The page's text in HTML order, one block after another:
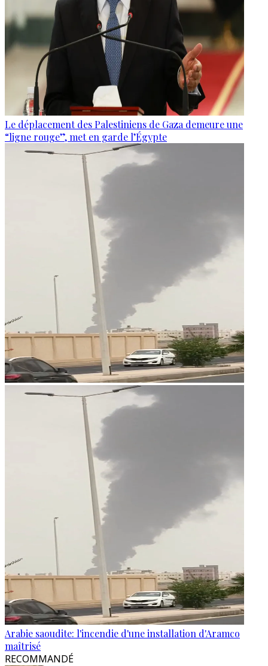
Le déplacement des Palestiniens de Gaza demeure une
“ligne rouge”, met en garde l’Égypte
Arabie saoudite: l'incendie d'une installation d'Aramco
maîtrisé
RECOMMANDÉ